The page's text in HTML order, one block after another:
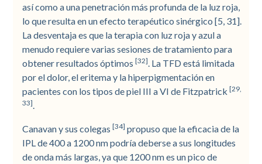
así como a una penetración más profunda de la luz roja,
lo que resulta en un efecto terapéutico sinérgico [5, 31].
La desventaja es que la terapia con luz roja y azul a
menudo requiere varias sesiones de tratamiento para
obtener resultados óptimos[32] . La TFD está limitada
por el dolor, el eritema y la hiperpigmentación en
pacientes con los tipos de piel III a VI de Fitzpatrick[29,
33]
Canavan y sus colegas[34] propuso que la eficacia de la
IPL de 400 a 1200 nm podría deberse a sus longitudes
de onda más largas, ya que 1200 nm es un pico de